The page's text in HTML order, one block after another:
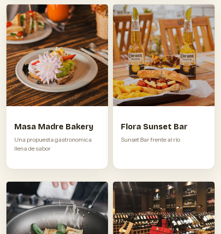
Masa Madre Bakery
Una propuesta gastronomica
llena de sabor
Flora Sunset Bar
Sunset Bar frente al río